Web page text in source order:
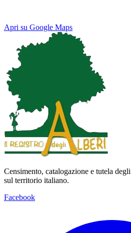
Apri su Google Maps
Map Satellite
Keyboard shortcuts
Censimento, catalogazione e tutela
sul territorio italiano.
Facebook